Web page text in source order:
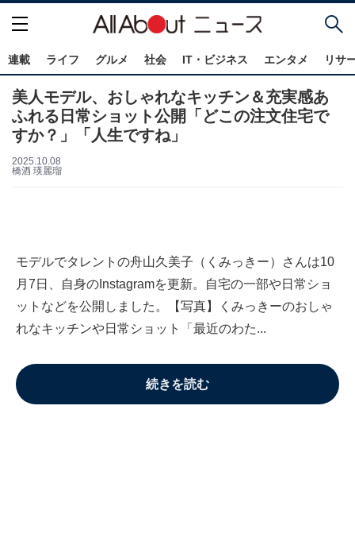
連載 ライフ グルメ 社会 IT・ビジネス エンタメ リサ
美人モデル、おしゃれなキッチン＆充実感あ
ふれる日常ショット公開「どこの注文住宅で
すか？」「人生ですね」
2025.10.08
橋酒 瑛麗瑠
モデルでタレントの舟山久美子（くみっきー）さんは10
月7日、自身のInstagramを更新。自宅の一部や日常ショ
ットなどを公開しました。【写真】くみっきーのおしゃ
れなキッチンや日常ショット「最近のわた...
続きを読む